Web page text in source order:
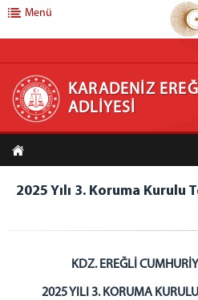
KARADENİZ EREĞLİ
ANASAYFA
ADLİYEMİZ
Adliyemizden Görüntüler
CUMHURİYET BAŞSAVCIMIZ
CUMHURİYET SAVCILARIMIZ
Menü
KARADENİZ
ADLİYESİ
2025 Yılı 3. Koruma Kurulu
KDZ. EREĞLİ
2025 YILI 3. KORUMA